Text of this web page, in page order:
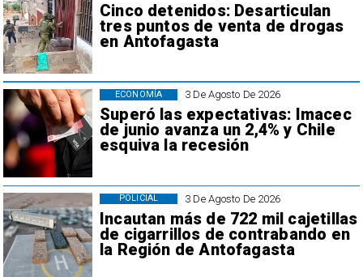
Cinco detenidos: Desarticulan
tres puntos de venta de drogas
en Antofagasta
3 De Agosto De 2026
Superó las expectativas: Imacec
de junio avanza un 2,4% y Chile
esquiva la recesión
ECONOMÍA
3 De Agosto De 2026
Incautan más de 722 mil cajetillas
de cigarrillos de contrabando en
la Región de Antofagasta
POLICIAL